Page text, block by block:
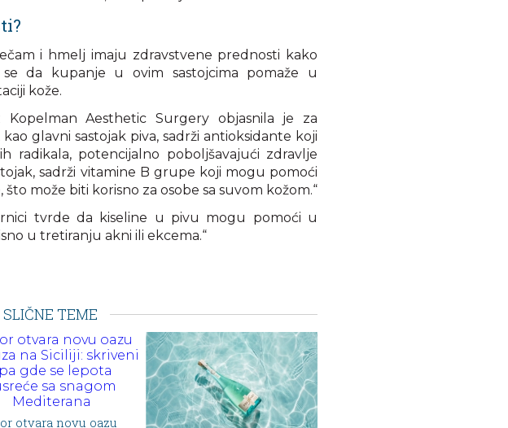
i hmelj imaju zdravstvene prednosti kako
da kupanje u ovim sastojcima pomaže u
kože.
Aesthetic Surgery objasnila je za
glavni sastojak piva, sadrži antioksidante koji
radikala, potencijalno poboljšavajući zdravlje
sadrži vitamine B grupe koji mogu pomoći
može biti korisno za osobe sa suvom kožom.“
tvrde da kiseline u pivu mogu pomoći u
u tretiranju akni ili ekcema.“
SLIČNE TEME